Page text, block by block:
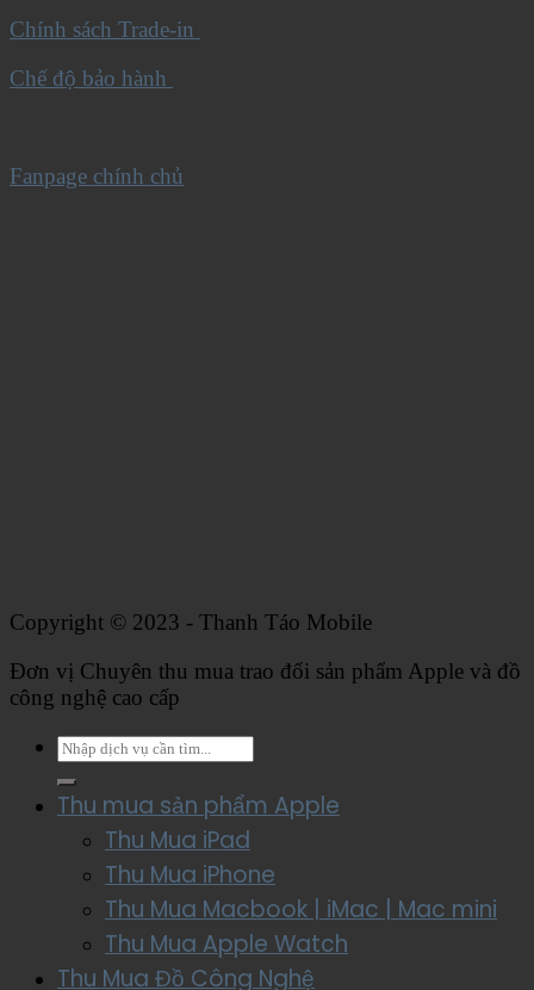
Chính sách Trade-in
Chế độ bảo hành
Fanpage chính chủ
Copyright © 2023 - Thanh Táo Mobile
Đơn vị Chuyên thu mua trao đổi sản phẩm Apple và đồ
công nghệ cao cấp
Thu mua sản phẩm Apple
Thu Mua iPad
Thu Mua iPhone
Thu Mua Macbook | iMac | Mac mini
Thu Mua Apple Watch
Thu Mua Đồ Công Nghệ